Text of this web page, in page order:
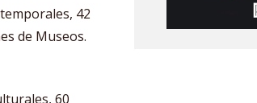
42
de Museos.
60